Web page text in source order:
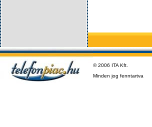
© 2006 ITA Kft.
Minden jog fenntartva